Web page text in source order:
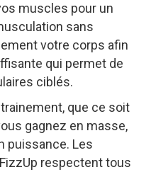
muscles pour un
sans
votre corps afin
qui permet de
ciblés.
que ce soit
gagnez en masse,
puissance. Les
respectent tous